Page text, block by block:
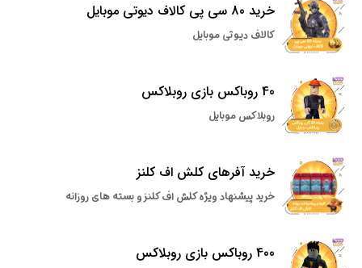
خرید 80 سی پی کالاف دیوتی موبایل
کالاف دیوتی موبایل
40 روباکس بازی روبلاکس
روبلاکس موبایل
خرید آفرهای کلش اف کلنز
خرید پیشنهاد ویژه کلش اف کلنز و بسته های روزانه
400 روباکس بازی روبلاکس